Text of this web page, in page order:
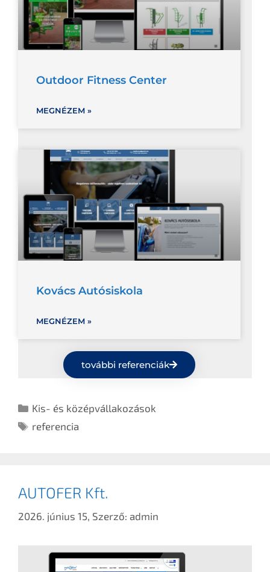
Outdoor Fitness Center
MEGNÉZEM »
Kovács Autósiskola
MEGNÉZEM »
további referenciák
Kis- és középvállakozások
referencia
AUTOFER Kft.
2026. június 15, Szerző: admin